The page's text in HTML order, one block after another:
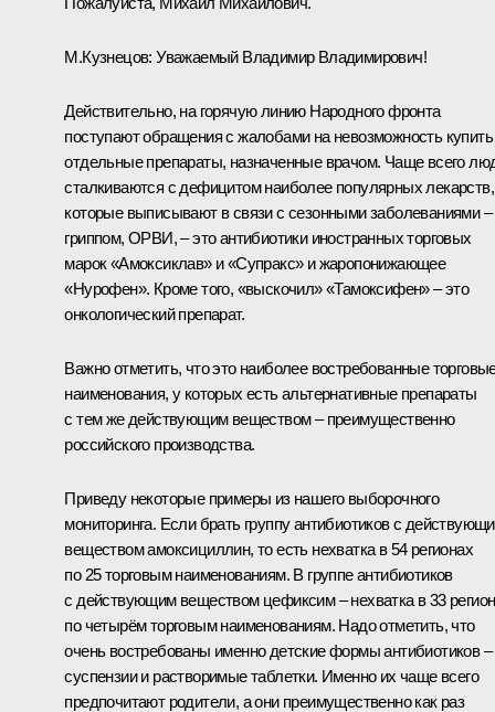
М.Кузнецов:Уважаемый Владимир Владимирович!
Действительно, на горячую линию Народного фронта
поступают обращения с жалобами на невозможность купить
отдельные препараты, назначенные врачом. Чаще всего
сталкиваются с дефицитом наиболее популярных лекарств,
которые выписывают в связи с сезонными заболеваниями –
гриппом, ОРВИ, – это антибиотики иностранных торговых
марок «Амоксиклав» и «Супракс» и жаропонижающее
«Нурофен». Кроме того, «выскочил» «Тамоксифен» – это
онкологический препарат.
Важно отметить, что это наиболее востребованные
наименования, у которых есть альтернативные препараты
с тем же действующим веществом – преимущественно
российского производства.
Приведу некоторые примеры из нашего выборочного
мониторинга. Если брать группу антибиотиков с
веществом амоксициллин, то есть нехватка в 54 регионах
по 25 торговым наименованиям. В группе антибиотиков
с действующим веществом цефиксим – нехватка в 33
по четырём торговым наименованиям. Надо отметить, что
очень востребованы именно детские формы антибиотиков –
суспензии и растворимые таблетки. Именно их чаще всего
предпочитают родители, а они преимущественно как раз